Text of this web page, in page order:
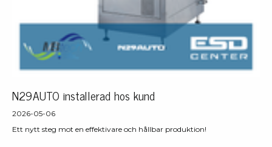
N29AUTO installerad hos kund
2026-05-06
Ett nytt steg mot en effektivare och hållbar produktion!